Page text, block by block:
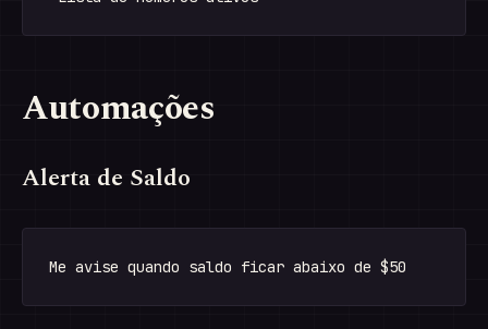
Automações
Alerta de Saldo